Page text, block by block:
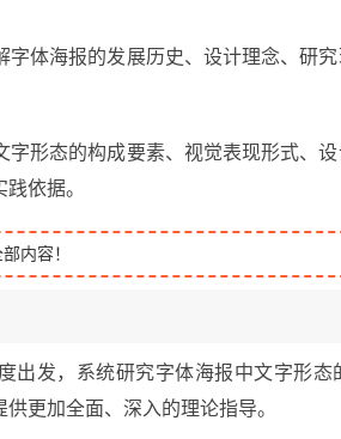
体海报的发展历史、设计理念、研
形态的构成要素、视觉表现形式、
依据。
内容！
出发，系统研究字体海报中文字形
更加全面、深入的理论指导。